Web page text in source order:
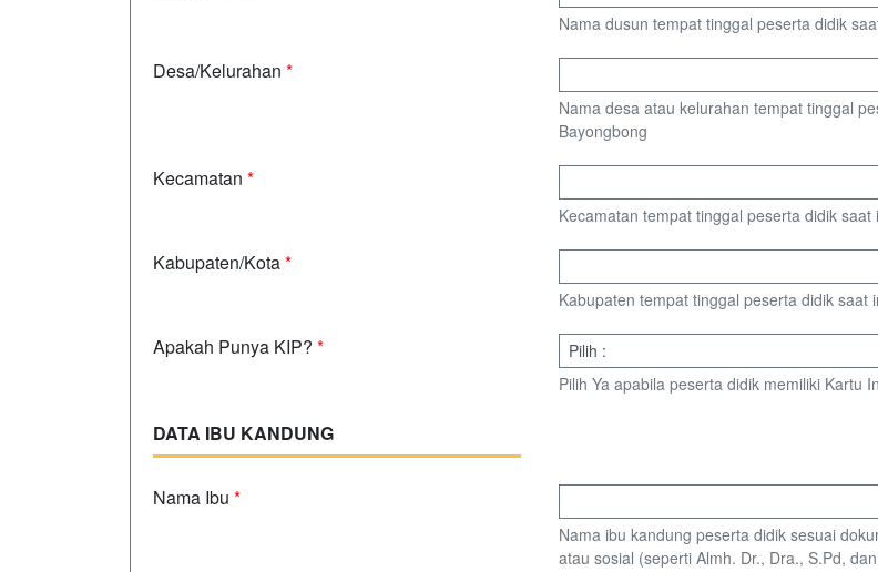
Nama dusun tempat tinggal peserta didik
Desa/Kelurahan *
Nama desa atau kelurahan tempat tinggal
Bayongbong
Kecamatan *
Kecamatan tempat tinggal peserta didik saat
Kabupaten/Kota*
Kabupaten tempat tinggal peserta didik saat
Apakah Punya KIP? *
Pilih Ya apabila peserta didik memiliki Kartu
DATA IBU KANDUNG
Nama Ibu *
Nama ibu kandung peserta didik sesuai
atau sosial (seperti Almh. Dr., Dra., S.Pd,